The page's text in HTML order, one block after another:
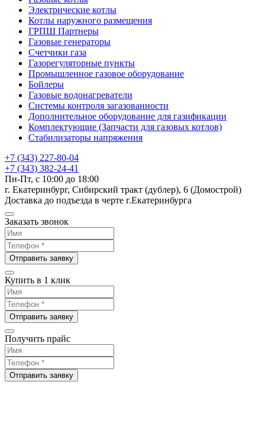
Электрические котлы
Котлы наружного размещения
ГРПШ Партнеры
Газовые генераторы
Счетчики газа
Газорегуляторные пункты
Промышленное газовое оборудование
Бойлеры
Газовые водонагреватели
Системы контроля загазованности
Дополнительное оборудование для газификации
Комплектующие (Запчасти для газовых котлов)
Стабилизаторы напряжения
+7 (343) 227-80-04
+7 (343) 382-24-41
Пн-Пт, с 10:00 до 18:00
г. Екатеринбург, Сибирский тракт (дублер), 6 (Домострой)
Доставка до подъезда в черте г.Екатеринбурга
Заказать звонок
Отправить заявку
Купить в 1 клик
Отправить заявку
Получить прайс
Отправить заявку